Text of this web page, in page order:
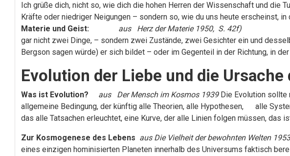
Ich grüße dich, nicht so, wie dich die hohen Herren der Wissenschaft und die
Kräfte oder niedriger Neigungen – sondern so, wie du uns heute erscheinst, in
Materie und Geist: aus Herz der Materie 1950, S. 42f)
gar nicht zwei Dinge, – sondern zwei Zustände, zwei Gesichter ein und
Bergson sagen würde) er sich bildet – oder im Gegenteil in der Richtung, in
Evolution der Liebe und die Ursache
Was ist Evolution? aus Der Mensch im Kosmos 1939Die Evolution sollte
allgemeine Bedingung, der künftig alle Theorien, alle Hypothesen, alle
das alle Tatsachen erleuchtet, eine Kurve, der alle Linien folgen müssen, das
Zur Kosmogenese des Lebens aus Die Vielheit der bewohnten Welten 1953
eines einzigen hominisierten Planeten innerhalb des Universums faktisch